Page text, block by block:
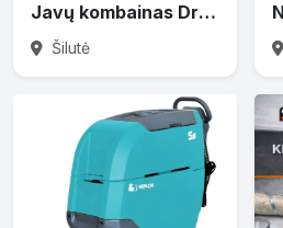
Javų kombainas Dronningborg
Šilutė